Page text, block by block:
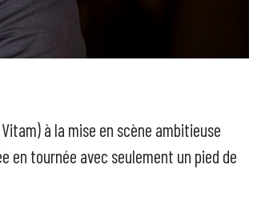
à la mise en scène ambitieuse
en tournée avec seulement un pied de